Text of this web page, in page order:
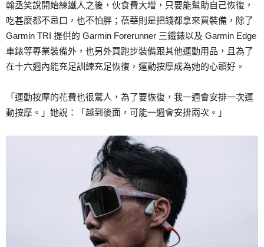
翰丞笑說開始練鐵人之後，伙食費大增，只要能幫助自己恢復，
吃甚麼都不忌口，也不怕胖；蓓華則是把錢都拿來買裝備，除了
Garmin TRI 提供的 Garmin Forerunner 三鐵錶以及 Garmin Edge
車錶等專業裝備外，也另外買跑步裝備跟其他運動用品，且為了
在十六週內能充足訓練充足恢復，運動按摩成為她的心頭好。
「運動按摩的花費也很驚人，為了要恢復，我一週會安排一次運
動按摩。」她說：「越到後面，可能一週會安排兩次。」